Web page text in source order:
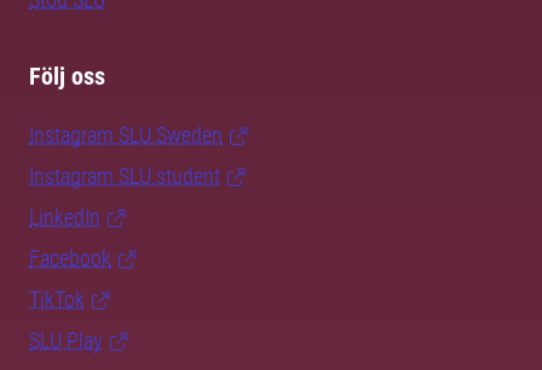
Följ oss
Instagram SLU.Sweden
Instagram SLU.student
LinkedIn
Facebook
TikTok
SLU Play